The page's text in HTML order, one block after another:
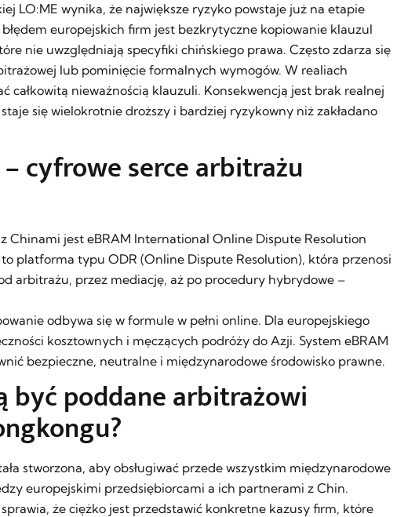
LO:ME wynika, że największe ryzyko powstaje już na etapie
europejskich firm jest bezkrytyczne kopiowanie klauzul
nie uwzględniają specyfiki chińskiego prawa. Często zdarza się
lub pominięcie formalnych wymogów. W realiach
całkowitą nieważnością klauzuli. Konsekwencją jest brak realnej
się wielokrotnie droższy i bardziej ryzykowny niż zakładano
cyfrowe serce arbitrażu
Chinami jest eBRAM International Online Dispute Resolution
platforma typu ODR (Online Dispute Resolution), która przenosi
arbitrażu, przez mediację, aż po procedury hybrydowe –
odbywa się w formule w pełni online. Dla europejskiego
kosztownych i męczących podróży do Azji. System eBRAM
bezpieczne, neutralne i międzynarodowe środowisko prawne.
być poddane arbitrażowi
stworzona, aby obsługiwać przede wszystkim międzynarodowe
europejskimi przedsiębiorcami a ich partnerami z Chin.
że ciężko jest przedstawić konkretne kazusy firm, które